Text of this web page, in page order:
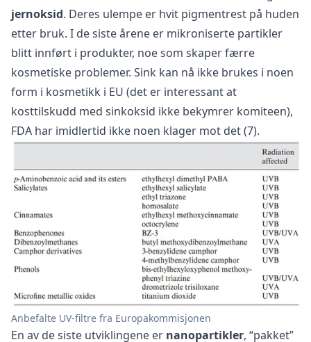
jernoksid. Deres ulempe er hvit pigmentrest på huden
etter bruk. I de siste årene er mikroniserte partikler
blitt innført i produkter, noe som skaper færre
kosmetiske problemer. Sink kan nå ikke brukes i noen
form i kosmetikk i EU (det er interessant at
kosttilskudd med sinkoksid ikke bekymrer komiteen),
FDA har imidlertid ikke noen klager mot det (7).
Anbefalte UV-filtre fra Europakommisjonen
En av de siste utviklingene er nanopartikler, “pakket”